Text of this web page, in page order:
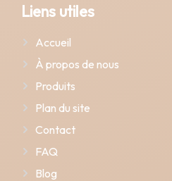
Liens utiles
Accueil
À propos de nous
Produits
Plan du site
Contact
FAQ
Blog